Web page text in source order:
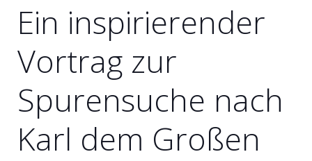
Ein inspirierender
Vortrag zur
Spurensuche nach
Karl dem Großen